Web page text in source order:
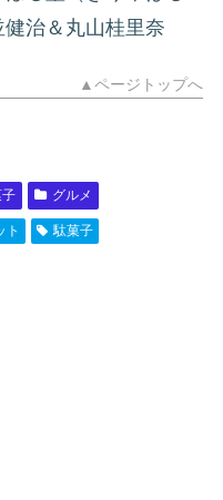
治＆丸山桂里奈
▲ページトップへ
子 グルメ
ト 駄菓子